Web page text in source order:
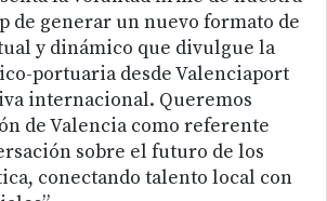
de generar un nuevo formato de
y dinámico que divulgue la
portuaria desde Valenciaport
internacional. Queremos
de Valencia como referente
sobre el futuro de los
conectando talento local con